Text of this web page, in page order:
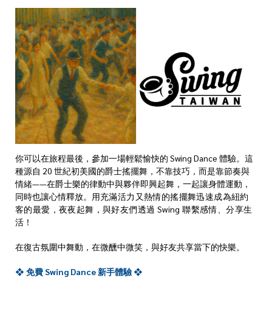
你可以在旅程最後，參加一場輕鬆愉快的 Swing Dance 體驗。這
種源自 20 世紀初美國的爵士搖擺舞，不靠技巧，而是靠節奏與
情緒——在爵士樂的律動中與夥伴即興起舞，一起讓身體運動，
同時也讓心情釋放。用充滿活力又熱情的搖擺舞迅速成為紐約
客的最愛，夜夜起舞，與好友們透過 Swing 聯繫感情、分享生
活！
在復古氛圍中舞動，在微醺中微笑，與好友共享當下的快樂。
❖ 免費 Swing Dance 新手體驗 ❖